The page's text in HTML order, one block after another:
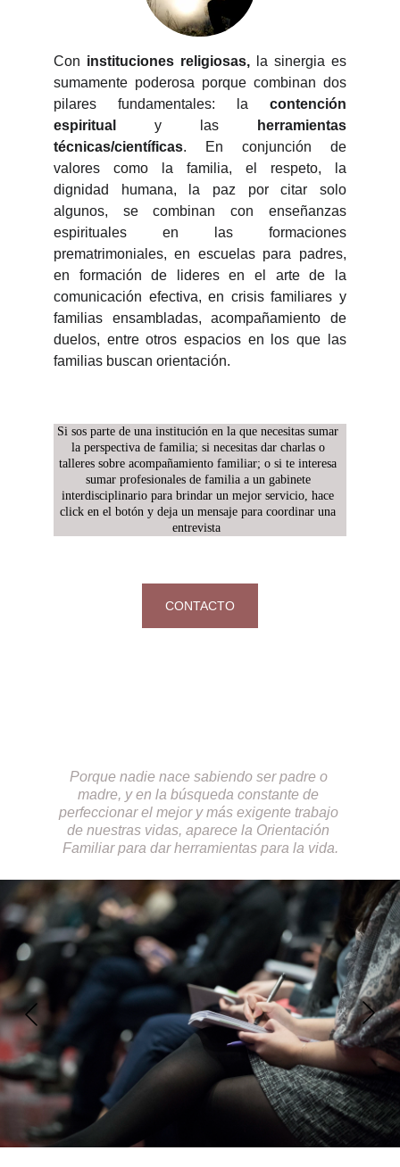
Si sos parte de una institución en la que necesitas sumar
la perspectiva de familia; si necesitas dar charlas o
talleres sobre acompañamiento familiar; o si te interesa
sumar profesionales de familia a un gabinete
interdisciplinario para brindar un mejor servicio, hace
click en el botón y deja un mensaje para coordinar una
entrevista
CONTACTO
Con instituciones religiosas,la sinergia es
sumamente poderosa porque combinan dos
pilares fundamentales: la contención
espiritual
y las
herramientas
técnicas/científicas. En conjunción de
valores como la familia, el respeto, la
dignidad humana, la paz por citar solo
algunos, se combinan con enseñanzas
espirituales en las formaciones
prematrimoniales, en escuelas para padres,
en formación de lideres en el arte de la
comunicación efectiva, en crisis familiares y
familias ensambladas, acompañamiento de
duelos, entre otros espacios en los que las
familias buscan orientación.
Porque nadie nace sabiendo ser padre o
madre, y en la búsqueda constante de
perfeccionar el mejor y más exigente trabajo
de nuestras vidas, aparece la Orientación
Familiar para dar herramientas para la vida.